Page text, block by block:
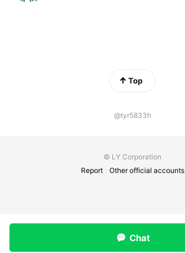
Top
@tyr5833h
© LY Corporation
Report
Other official accounts
Chat